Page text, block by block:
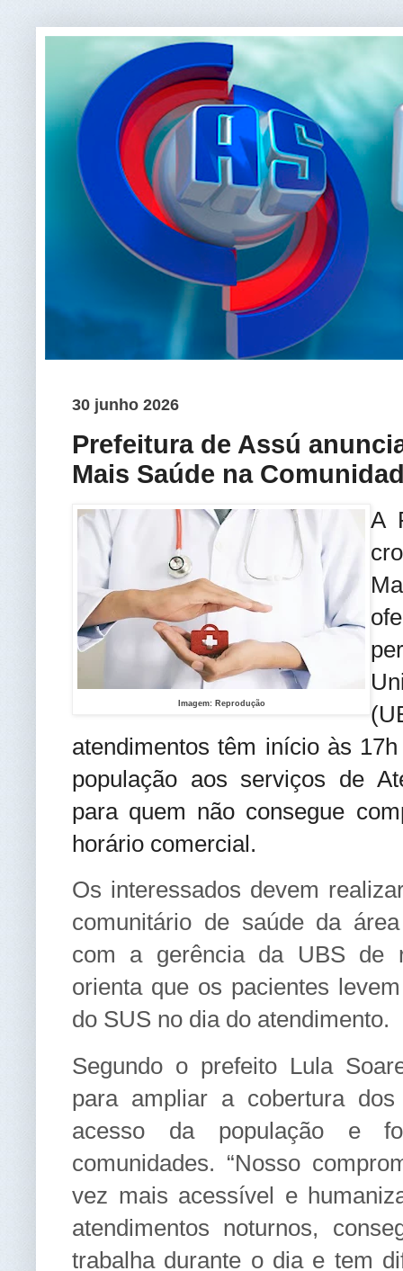
30 junho 2026
Prefeitura de Assú
Mais Saúde na
Imagem: Reprodução
A
atendimentos têm início às
população aos serviços de
para quem não consegue
horário comercial.
Os interessados devem
comunitário de saúde da
com a gerência da UBS de
orienta que os pacientes
do SUS no dia do atendimento.
Segundo o prefeito Lula
para ampliar a cobertura
acesso da população e
comunidades. “Nosso
vez mais acessível e
atendimentos noturnos,
trabalha durante o dia e tem